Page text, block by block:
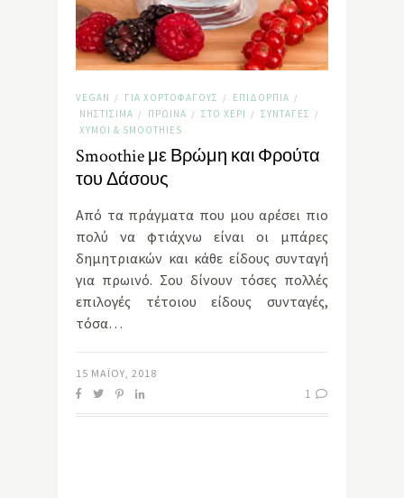
VEGAN / ΓΙΑ ΧΟΡΤΟΦΆΓΟΥΣ / ΕΠΙΔΌΡΠΙΑ /
ΝΗΣΤΊΣΙΜΑ / ΠΡΩΙΝΆ / ΣΤΟ ΧΈΡΙ / ΣΥΝΤΑΓΈΣ /
ΧΥΜΟΊ & SMOΟTHIES
Smoothie με Βρώμη και Φρούτα
του Δάσους
Από τα πράγματα που μου αρέσει πιο
πολύ να φτιάχνω είναι οι μπάρες
δημητριακών και κάθε είδους συνταγή
για πρωινό. Σου δίνουν τόσες πολλές
επιλογές τέτοιου είδους συνταγές,
τόσα…
15 ΜΑΪ́ΟΥ, 2018
1